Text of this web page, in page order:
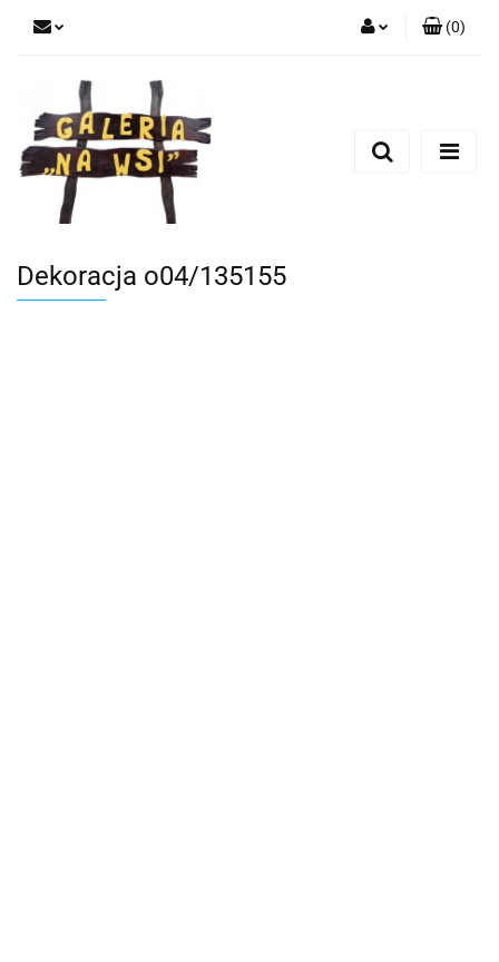
Dodaj zgłoszenie
(0)
Dekoracja o04/135155